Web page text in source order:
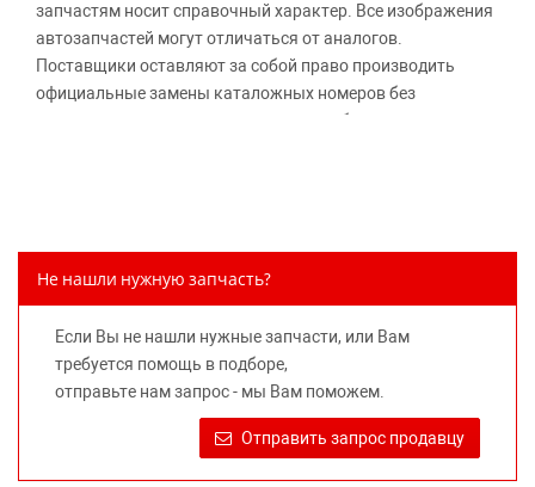
запчастям носит справочный характер. Все изображения
автозапчастей могут отличаться от аналогов.
Поставщики оставляют за собой право производить
официальные замены каталожных номеров без
дополнительного уведомления дистрибьюторов, что
части к той или иной марке автомобиля, то есть на
предлагаемых к продаже запасных частей для
автомобилей и их производителей, не нарушает права
правообладателей указанных товарных знаков.
Требование предоставлять покупателю необходимую и
достоверную информацию о товаре, предлагаемом к
Не нашли нужную запчасть?
Если Вы не нашли нужные запчасти, или Вам
требуется помощь в подборе,
отправьте нам запрос - мы Вам поможем.
Отправить запрос продавцу